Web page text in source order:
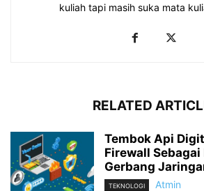
kuliah tapi masih suka mata
RELATED
Tembok Api
Firewall Sebagai
Gerbang
TEKNOLOGI Atmin